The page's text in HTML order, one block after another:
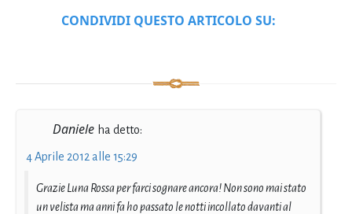
CONDIVIDI QUESTO ARTICOLO SU:
Daniele ha detto:
4 Aprile 2012 alle 15:29
Grazie Luna Rossa per farci sognare ancora! Non sono mai stato
un velista ma anni fa ho passato le notti incollato davanti al